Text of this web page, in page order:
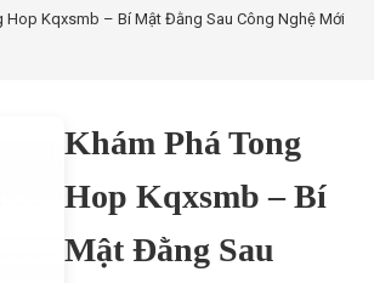
Hop Kqxsmb – Bí Mật Đằng Sau Công Nghệ Mới
Khám Phá Tong
Hop Kqxsmb – Bí
Mật Đằng Sau